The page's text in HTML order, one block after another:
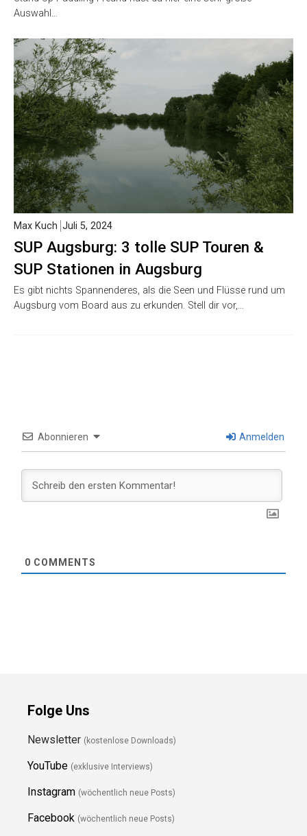
Auswahl…
SUP Augsburg: 3 tolle SUP Touren &
SUP Stationen in Augsburg
Max Kuch Juli 5, 2024
Es gibt nichts Spannenderes, als die Seen und Flüsse rund um
Augsburg vom Board aus zu erkunden. Stell dir vor,…
Abonnieren Anmelden
0 COMMENTS
Folge Uns
Newsletter (kostenlose Downloads)
YouTube (exklusive Interviews)
Instagram (wöchentlich neue Posts)
Facebook (wöchentlich neue Posts)